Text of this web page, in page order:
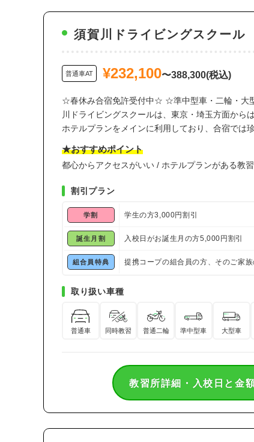
須賀川ドライビングスクール
普通車AT ¥232,100〜388,300(税込)
☆春休み合宿免許受付中☆ ☆準中型車・二輪・大
川ドライビングスクールは、東京・埼玉方面から
ホテルプランをメインに利用しており、合宿では
★おすすめポイント
都心からアクセスがいい / ホテルプランがある教
割引プラン
学割 学生の方3,000円割引
誕生月割 入校日がお誕生月の方5,000円割引
組合員特典 提携コープの組合員の方、そのご家
取り扱い車種
普通車 同時教習 普通二輪 準中型車 大型車
教習所詳細・入校日と金